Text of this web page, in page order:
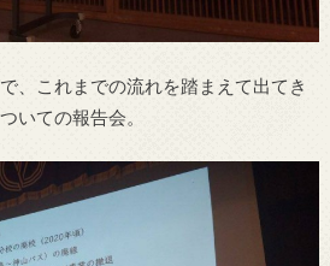
、これまでの流れを踏まえて出てき
いての報告会。